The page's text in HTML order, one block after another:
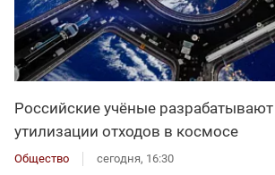
Российские учёные
утилизации отходов в космосе
Общество сегодня, 16:30